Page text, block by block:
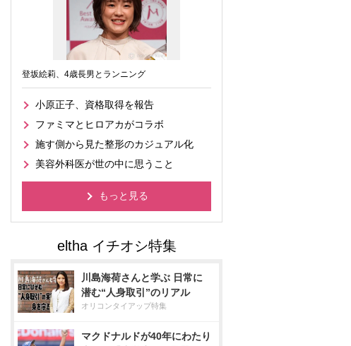
登坂絵莉、4歳長男とランニング
小原正子、資格取得を報告
ファミマとヒロアカがコラボ
施す側から見た整形のカジュアル化
美容外科医が世の中に思うこと
もっと見る
川島海荷さんと学ぶ 日常に
潜む“人身取引”のリアル
オリコンタイアップ特集
マクドナルドが40年にわたり